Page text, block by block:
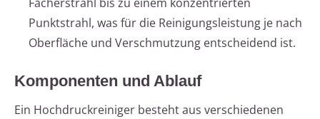
Punktstrahl, was für die Reinigungsleistung je nach
Oberfläche und Verschmutzung entscheidend ist.
Komponenten und Ablauf
Ein Hochdruckreiniger besteht aus verschiedenen